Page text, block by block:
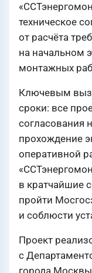
техническое
от расчёта
на начальном
монтажных
Ключевым
сроки: все
согласования
прохождение
оперативной
в кратчайшие
пройти
и соблюсти
Проект
с
города